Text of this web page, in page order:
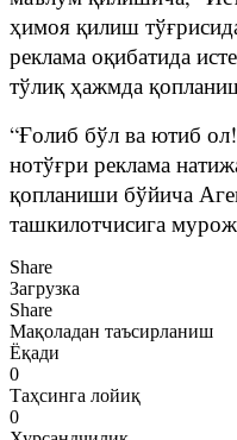
ҳимоя қилиш
реклама оқибатида
тўлиқ ҳажмда
“Ғолиб бўл ва ютиб
нотўғри реклама
қопланиши бўйича
ташкилотчисига
Share
Загрузка
Share
Мақоладан таъсирланиш
Ёқади
0
Таҳсинга лойиқ
0